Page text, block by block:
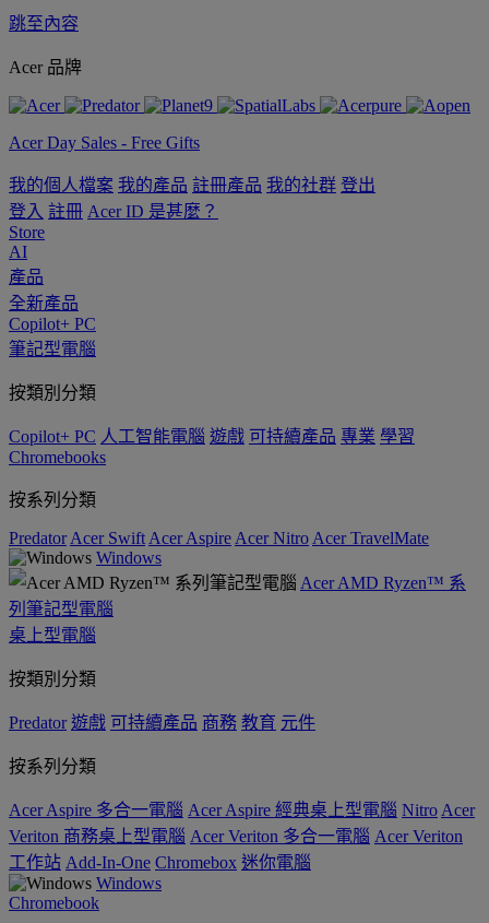
跳至內容
Acer 品牌
Acer Day Sales - Free Gifts
我的個人檔案 我的產品 註冊產品 我的社群 登出
登入 註冊 Acer ID 是甚麼？
Store
AI
產品
全新產品
Copilot+ PC
筆記型電腦
按類別分類
Copilot+ PC 人工智能電腦 遊戲 可持續產品 專業 學習
Chromebooks
按系列分類
Predator Acer Swift Acer Aspire Acer Nitro Acer TravelMate
Windows
Acer AMD Ryzen™ 系
列筆記型電腦
桌上型電腦
按類別分類
Predator 遊戲 可持續產品 商務 教育 元件
按系列分類
Acer Aspire 多合一電腦 Acer Aspire 經典桌上型電腦 Nitro Acer
Veriton 商務桌上型電腦 Acer Veriton 多合一電腦 Acer Veriton
工作站 Add-In-One Chromebox 迷你電腦
Windows
Chromebook